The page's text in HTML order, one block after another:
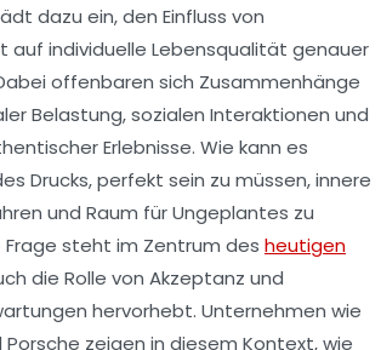
dazu ein, den Einfluss von
auf individuelle Lebensqualität genauer
offenbaren sich Zusammenhänge
Belastung, sozialen Interaktionen und
Erlebnisse. Wie kann es
Drucks, perfekt sein zu müssen, innere
und Raum für Ungeplantes zu
steht im Zentrum des heutigen
die Rolle von Akzeptanz und
hervorhebt. Unternehmen wie
Porsche zeigen in diesem Kontext, wie